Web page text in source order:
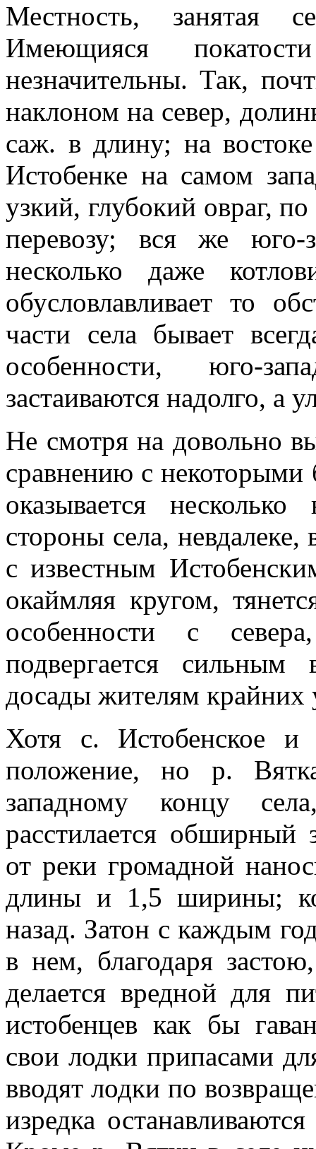
Местность, занятая
Имеющияся
незначительны. Так,
наклоном на север,
саж. в длину; на
Истобенке на самом
узкий, глубокий овраг,
перевозу; вся же юго-
несколько даже
обусловлавливает то
части села бывает
особенности, юго-
застаиваются надолго, а
Не смотря на довольно
сравнению с
оказывается
стороны села,
с известным
окаймляя кругом,
особенности с
подвергается
досады жителям крайних
Хотя с. Истобенское и
положение, но р.
западному концу
расстилается обширный
от реки громадной
длины и 1,5 ширины;
назад. Затон с каждым
в нем, благодаря
делается вредной для
истобенцев как бы
свои лодки припасами
вводят лодки по
изредка